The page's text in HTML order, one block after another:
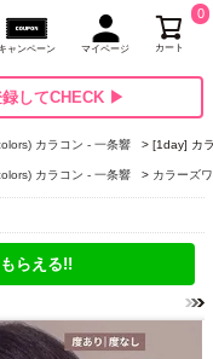
ャンペーン マイページ カート
0
録してCHECK ▶
カラコン - 一条響 [1day] カ
カラコン - 一条響 カラーズ
らえる!!